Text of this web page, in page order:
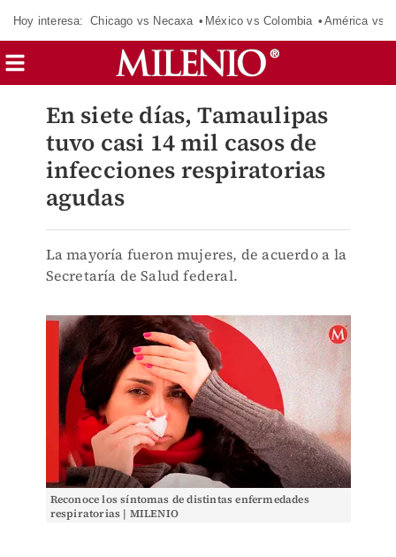
Hoy interesa: Chicago vs Necaxa México vs Colombia América vs
En siete días, Tamaulipas
tuvo casi 14 mil casos de
infecciones respiratorias
agudas
La mayoría fueron mujeres, de acuerdo a la
Secretaría de Salud federal.
Reconoce los síntomas de distintas enfermedades
respiratorias | MILENIO